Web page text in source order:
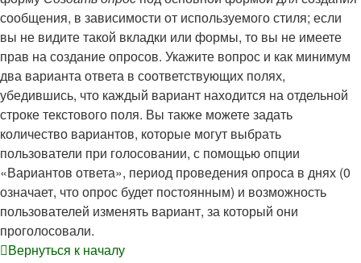
сообщения, в зависимости от используемого стиля; если
вы не видите такой вкладки или формы, то вы не имеете
прав на создание опросов. Укажите вопрос и как минимум
два варианта ответа в соответствующих полях,
убедившись, что каждый вариант находится на отдельной
строке текстового поля. Вы также можете задать
количество вариантов, которые могут выбрать
пользователи при голосовании, с помощью опции
«Вариантов ответа», период проведения опроса в днях (0
означает, что опрос будет постоянным) и возможность
пользователей изменять вариант, за который они
проголосовали.
Вернуться к началу